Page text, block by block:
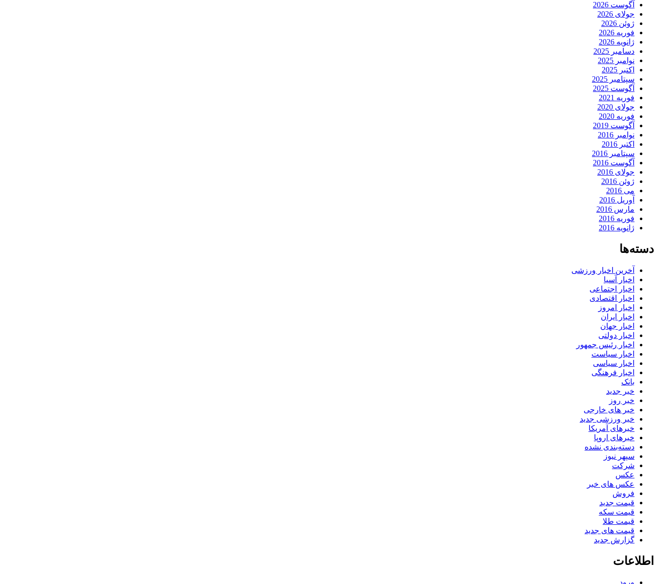
آگوست 2026
جولای 2026
ژوئن 2026
فوریه 2026
ژانویه 2026
دسامبر 2025
نوامبر 2025
اکتبر 2025
سپتامبر 2025
آگوست 2025
فوریه 2021
جولای 2020
فوریه 2020
آگوست 2019
نوامبر 2016
اکتبر 2016
سپتامبر 2016
آگوست 2016
جولای 2016
ژوئن 2016
می 2016
آوریل 2016
مارس 2016
فوریه 2016
ژانویه 2016
دسته‌ها
آخرین اخبار ورزشی
اخبار آسیا
اخبار اجتماعی
اخبار اقتصادی
اخبار امروز
اخبار ایران
اخبار جهان
اخبار دولتی
اخبار رئیس جمهور
اخبار سیاست
اخبار سیاسی
اخبار فرهنگی
بانک
خبر جدید
خبر روز
خبر های خارجی
خبر ورزشی جدید
خبرهای آمریکا
خبرهای اروپا
دسته‌بندی نشده
سپهر نیوز
شرکت
عکس
عکس های خبر
فروش
قیمت جدید
قیمت سکه
قیمت طلا
قیمت های جدید
گزارش جدید
اطلاعات
ورود